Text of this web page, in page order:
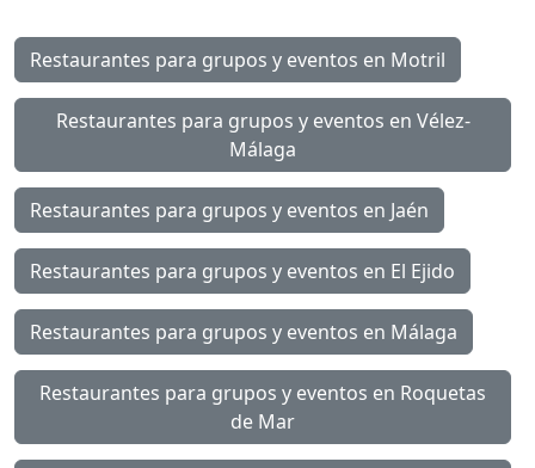
Restaurantes para grupos y eventos en Motril
Restaurantes para grupos y eventos en Vélez-
Málaga
Restaurantes para grupos y eventos en Jaén
Restaurantes para grupos y eventos en El Ejido
Restaurantes para grupos y eventos en Málaga
Restaurantes para grupos y eventos en Roquetas
de Mar